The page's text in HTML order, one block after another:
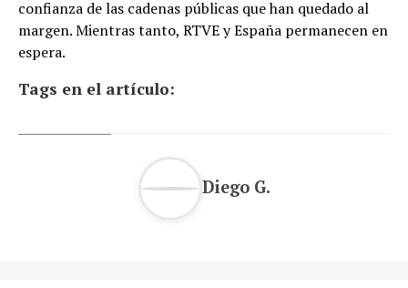
confianza de las cadenas públicas que han quedado al
margen. Mientras tanto, RTVE y España permanecen en
espera.
Tags en el artículo:
Diego G.